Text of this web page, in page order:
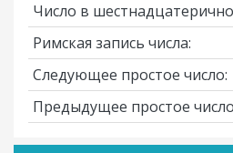
Число в
Римская запись числа:
Следующее простое число:
Предыдущее простое